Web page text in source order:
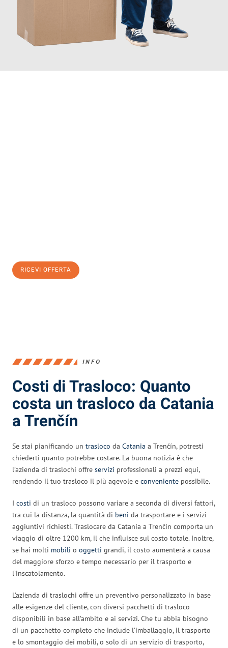
RICEVI OFFERTA
INFO
Costi di Trasloco: Quanto
costa un trasloco da Catania
a Trenčín
Se stai pianificando un trasloco da Catania a Trenčín, potresti
chiederti quanto potrebbe costare. La buona notizia è che
l’azienda di traslochi offre servizi professionali a prezzi equi,
rendendo il tuo trasloco il più agevole e conveniente possibile.
I costi di un trasloco possono variare a seconda di diversi fattori,
tra cui la distanza, la quantità di beni da trasportare e i servizi
aggiuntivi richiesti. Traslocare da Catania a Trenčín comporta un
viaggio di oltre 1200 km, il che influisce sul costo totale. Inoltre,
se hai molti mobili o oggetti grandi, il costo aumenterà a causa
del maggiore sforzo e tempo necessario per il trasporto e
l’inscatolamento.
L’azienda di traslochi offre un preventivo personalizzato in base
alle esigenze del cliente, con diversi pacchetti di trasloco
disponibili in base all’ambito e ai servizi. Che tu abbia bisogno
di un pacchetto completo che include l’imballaggio, il trasporto
e lo smontaggio dei mobili, o solo di un servizio di trasporto,